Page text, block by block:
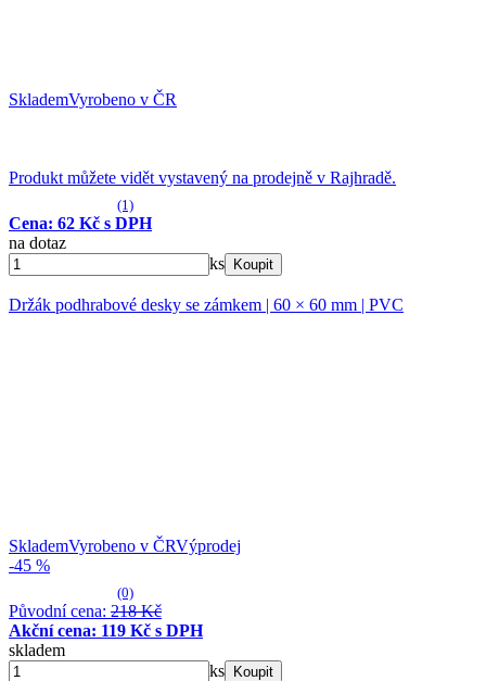
SklademVyrobeno v ČR
Produkt můžete vidět vystavený na prodejně v Rajhradě.
(1)
Cena: 62 Kč s DPH
na dotaz
ks
Koupit
Držák podhrabové desky se zámkem | 60 × 60 mm | PVC
SklademVyrobeno v ČRVýprodej
-45 %
(0)
Původní cena: 218 Kč
Akční cena: 119 Kč s DPH
skladem
ks
Koupit